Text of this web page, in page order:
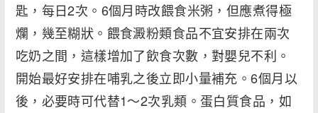
匙，每日2次。6個月時改餵食米粥，但應煮得極
爛，幾至糊狀。餵食澱粉類食品不宜安排在兩次
吃奶之間，這樣增加了飲食次數，對嬰兒不利。
開始最好安排在哺乳之後立即小量補充。6個月以
後，必要時可代替1～2次乳類。蛋白質食品，如